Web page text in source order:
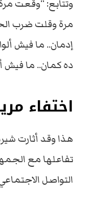
وتتابع: “وقعت
مرة وقلت ضرب
إدمان.. ما فيش
ده كمان.. ما
اختفاء
هذا وقد أثارت
تفاعلها مع
التواصل